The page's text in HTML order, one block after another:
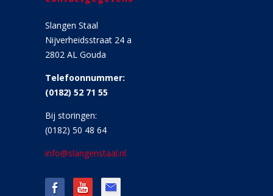
Slangen Staal
Nijverheidsstraat 24 a
2802 AL Gouda
Telefoonnummer:
(0182) 52 71 55
Bij storingen:
(0182) 50 48 64
info@slangenstaal.nl